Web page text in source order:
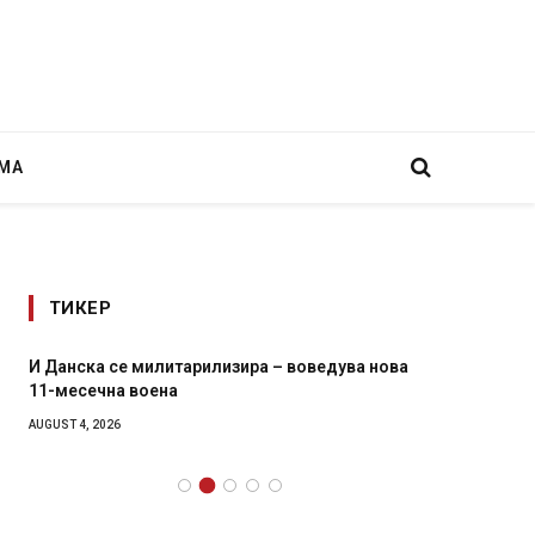
ТИКЕР
И Данска се милитарилизира – воведува нова
11-месечна воена
AUGUST 4, 2026